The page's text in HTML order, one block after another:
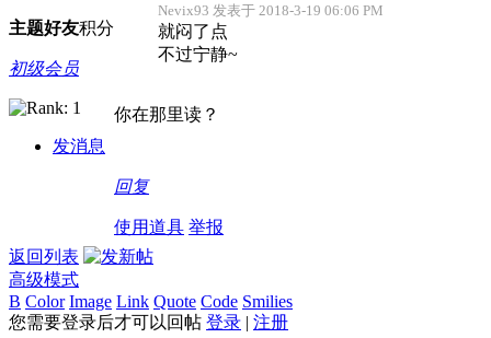
主题好友积分
初级会员
发消息
Nevix93 发表于 2018-3-19 06:06 PM
就闷了点
不过宁静~
你在那里读？
回复
使用道具 举报
返回列表
高级模式
B Color Image Link Quote Code Smilies
您需要登录后才可以回帖 登录 | 注册